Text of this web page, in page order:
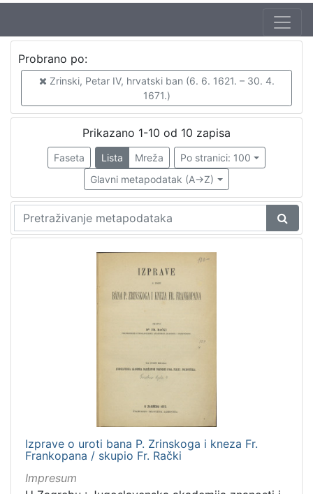
Jezik
hrvatski
10
talijanski
njemački
4
Nakladnička
Obitelji Šubić, Zrinski i Frankopan
Družba "Braća Hrvatskoga Zmaja"
Sitni tisak
Probrano po:
Zrinski, Petar IV, hrvatski ban (6. 6. 1621. – 30. 4.
1671.)
Prikazano 1-10 od 10 zapisa
Faseta Lista Mreža
Po stranici: 100
Glavni metapodatak (A->Z)
Izprave o uroti bana P. Zrinskoga i kneza Fr.
Frankopana / skupio Fr. Rački
Impresum